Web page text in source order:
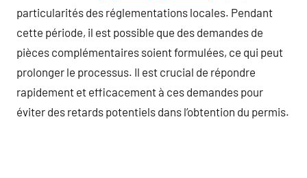
particularités des réglementations locales. Pendant
cette période, il est possible que des demandes de
pièces complémentaires soient formulées, ce qui peut
prolonger le processus. Il est crucial de répondre
rapidement et efficacement à ces demandes pour
éviter des retards potentiels dans l’obtention du permis.